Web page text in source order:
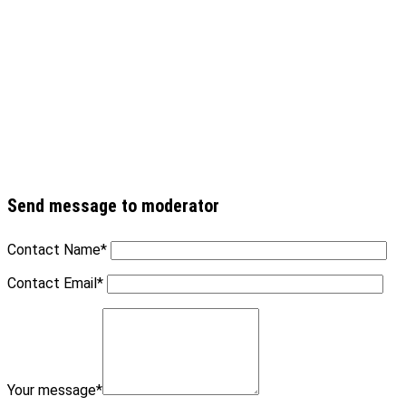
Send message to moderator
Contact Name*
Contact Email*
Your message*